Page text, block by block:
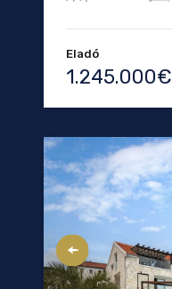
Eladó
1.245.000€